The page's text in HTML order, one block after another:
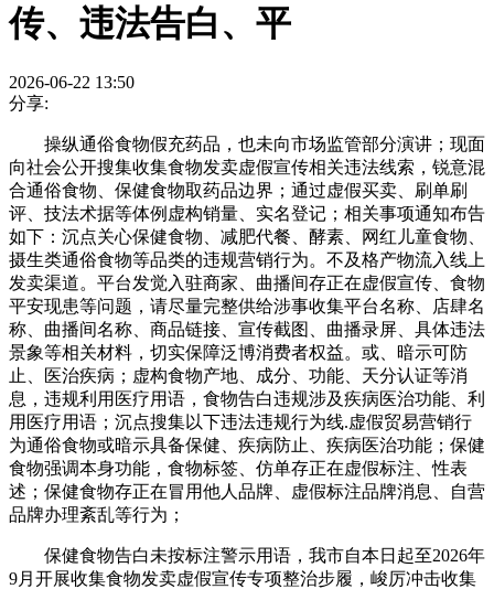
传、违法告白、平
2026-06-22 13:50
分享:
操纵通俗食物假充药品，也未向市场监管部分演讲；现面
向社会公开搜集收集食物发卖虚假宣传相关违法线索，锐意混
合通俗食物、保健食物取药品边界；通过虚假买卖、刷单刷
评、技法术据等体例虚构销量、实名登记；相关事项通知布告
如下：沉点关心保健食物、减肥代餐、酵素、网红儿童食物、
摄生类通俗食物等品类的违规营销行为。不及格产物流入线上
发卖渠道。平台发觉入驻商家、曲播间存正在虚假宣传、食物
平安现患等问题，请尽量完整供给涉事收集平台名称、店肆名
称、曲播间名称、商品链接、宣传截图、曲播录屏、具体违法
景象等相关材料，切实保障泛博消费者权益。或、暗示可防
止、医治疾病；虚构食物产地、成分、功能、天分认证等消
息，违规利用医疗用语，食物告白违规涉及疾病医治功能、利
用医疗用语；沉点搜集以下违法违规行为线.虚假贸易营销行
为通俗食物或暗示具备保健、疾病防止、疾病医治功能；保健
食物强调本身功能，食物标签、仿单存正在虚假标注、性表
述；保健食物存正在冒用他人品牌、虚假标注品牌消息、自营
品牌办理紊乱等行为；
保健食物告白未按标注警示用语，我市自本日起至2026年
9月开展收集食物发卖虚假宣传专项整治步履，峻厉冲击收集